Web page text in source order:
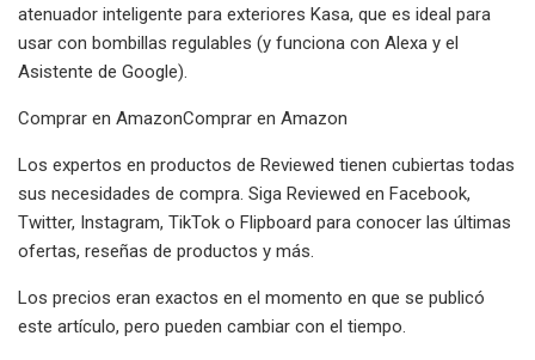
atenuador inteligente para exteriores Kasa, que es ideal para
usar con bombillas regulables (y funciona con Alexa y el
Asistente de Google).
Comprar en AmazonComprar en Amazon
Los expertos en productos de Reviewed tienen cubiertas todas
sus necesidades de compra. Siga Reviewed en Facebook,
Twitter, Instagram, TikTok o Flipboard para conocer las últimas
ofertas, reseñas de productos y más.
Los precios eran exactos en el momento en que se publicó
este artículo, pero pueden cambiar con el tiempo.